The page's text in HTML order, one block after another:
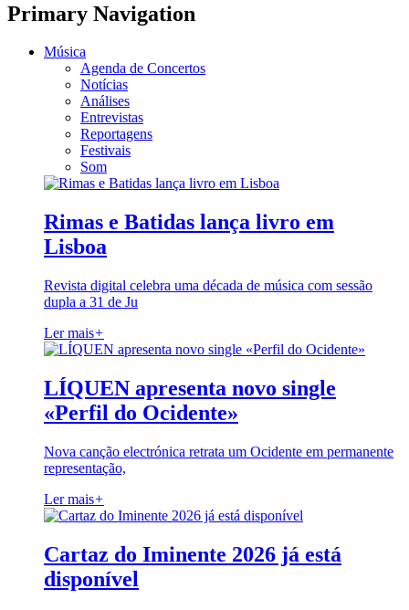
Primary Navigation
Música
Agenda de Concertos
Notícias
Análises
Entrevistas
Reportagens
Festivais
Som
Rimas e Batidas lança livro em
Lisboa
Revista digital celebra uma década de música com sessão
dupla a 31 de Ju
Ler mais+
LÍQUEN apresenta novo single
«Perfil do Ocidente»
Nova canção electrónica retrata um Ocidente em permanente
representação,
Ler mais+
Cartaz do Iminente 2026 já está
disponível